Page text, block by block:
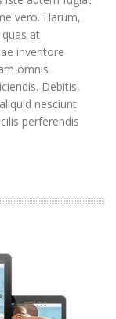
vero. Harum,
at
inventore
omnis
Debitis,
nesciunt
perferendis